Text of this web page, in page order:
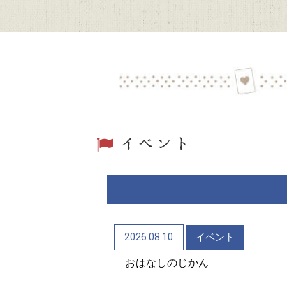
2026.08.10 イベント
おはなしのじかん